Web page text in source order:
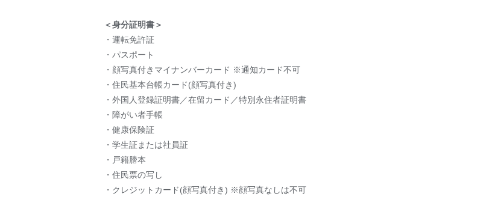
＜身分証明書＞
・運転免許証
・パスポート
・顔写真付きマイナンバーカード ※通知カード不可
・住民基本台帳カード(顔写真付き)
・外国人登録証明書／在留カード／特別永住者証明書
・障がい者手帳
・健康保険証
・学生証または社員証
・戸籍謄本
・住民票の写し
・クレジットカード(顔写真付き) ※顔写真なしは不可